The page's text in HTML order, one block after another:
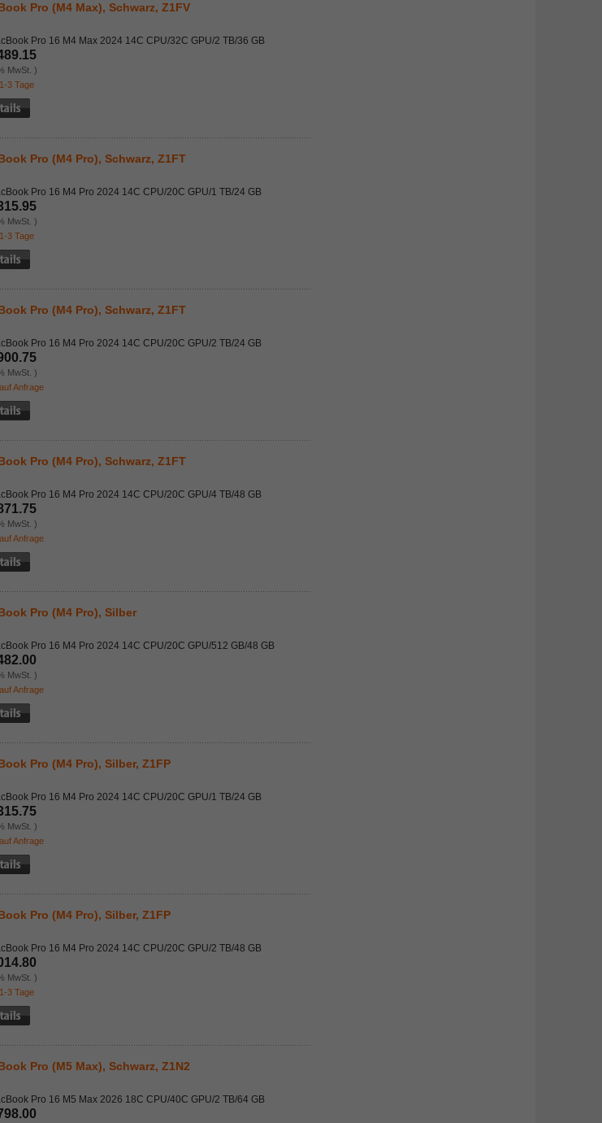
Pro (M4 Max), Schwarz, Z1FV
Pro 16 M4 Max 2024 14C CPU/32C GPU/2 TB/36 GB
MwSt. )
1-3 Tage
Pro (M4 Pro), Schwarz, Z1FT
Pro 16 M4 Pro 2024 14C CPU/20C GPU/1 TB/24 GB
MwSt. )
1-3 Tage
Pro (M4 Pro), Schwarz, Z1FT
Pro 16 M4 Pro 2024 14C CPU/20C GPU/2 TB/24 GB
MwSt. )
auf Anfrage
Pro (M4 Pro), Schwarz, Z1FT
Pro 16 M4 Pro 2024 14C CPU/20C GPU/4 TB/48 GB
MwSt. )
auf Anfrage
Pro (M4 Pro), Silber
Pro 16 M4 Pro 2024 14C CPU/20C GPU/512 GB/48 GB
MwSt. )
auf Anfrage
Pro (M4 Pro), Silber, Z1FP
Pro 16 M4 Pro 2024 14C CPU/20C GPU/1 TB/24 GB
MwSt. )
auf Anfrage
Pro (M4 Pro), Silber, Z1FP
Pro 16 M4 Pro 2024 14C CPU/20C GPU/2 TB/48 GB
MwSt. )
1-3 Tage
Pro (M5 Max), Schwarz, Z1N2
Pro 16 M5 Max 2026 18C CPU/40C GPU/2 TB/64 GB